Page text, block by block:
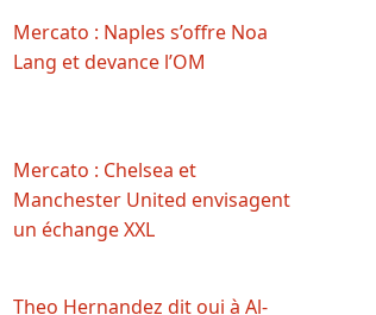
Mercato : Naples s’offre Noa
Lang et devance l’OM
Mercato : Chelsea et
Manchester United envisagent
un échange XXL
Theo Hernandez dit oui à Al-